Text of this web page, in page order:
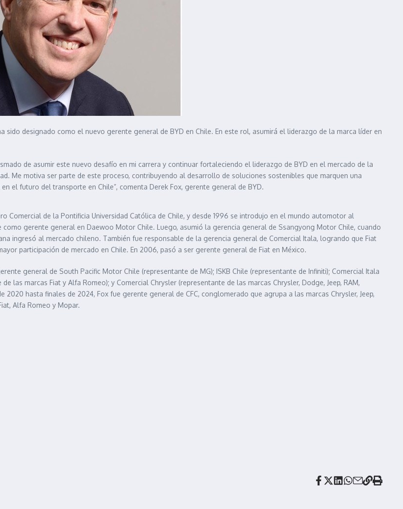
designado como el nuevo gerente general de BYD en Chile. En este rol, asumirá el liderazgo de la marca líder en
de asumir este nuevo desafío en mi carrera y continuar fortaleciendo el liderazgo de BYD en el mercado de la
Me motiva ser parte de este proceso, contribuyendo al desarrollo de soluciones sostenibles que marquen una
el futuro del transporte en Chile”, comenta Derek Fox, gerente general de BYD.
Comercial de la Pontificia Universidad Católica de Chile, y desde 1996 se introdujo en el mundo automotor al
como gerente general en Daewoo Motor Chile. Luego, asumió la gerencia general de Ssangyong Motor Chile, cuando
ingresó al mercado chileno. También fue responsable de la gerencia general de Comercial Itala, logrando que Fiat
participación de mercado en Chile. En 2006, pasó a ser gerente general de Fiat en México.
general de South Pacific Motor Chile (representante de MG); ISKB Chile (representante de Infiniti); Comercial Itala
de las marcas Fiat y Alfa Romeo); y Comercial Chrysler (representante de las marcas Chrysler, Dodge, Jeep, RAM,
2020 hasta finales de 2024, Fox fue gerente general de CFC, conglomerado que agrupa a las marcas Chrysler, Jeep,
Alfa Romeo y Mopar.